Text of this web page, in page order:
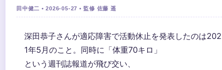
田中健二 • 2026-05-27 • 監修 佐藤 遥
深田恭子さんが適応障害で活動休止を発表したのは202
1年5月のこと。同時に「体重70キロ」
という週刊誌報道が飛び交い、